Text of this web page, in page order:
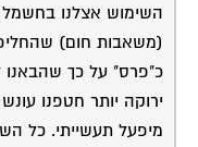
השימוש אצלנו בחשמל
(משאבות חום)
כ"פרס" על כך שהבאנו
ירוקה יותר חטפנו
מיפעל תעשייתי. כל